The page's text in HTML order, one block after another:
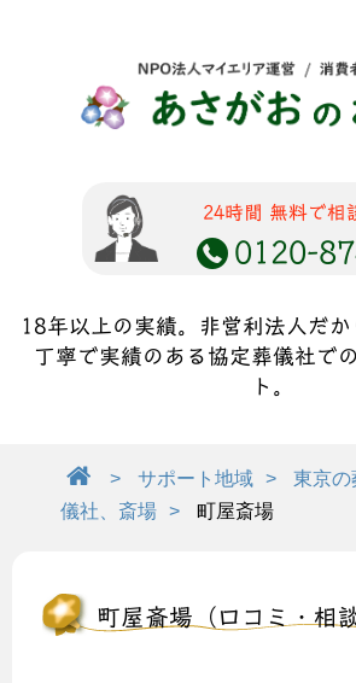
24時間 無料で相
0120-
18年以上の実績。非営利法人だか
丁寧で実績のある協定葬儀社で
ト。
サポート地域 東京の
儀社、斎場
町屋斎場
町屋斎場（口コミ・相